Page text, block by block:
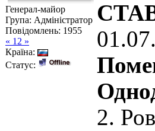
Генерал-майор
Група: Адміністратор
Повідомлень: 1955
« 12 »
Країна:
Статус:
2.